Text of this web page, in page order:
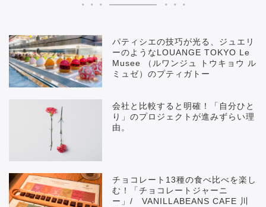
パティシエの技巧が光る、ジュエリ
ーのようなLOUANGE TOKYO Le
Musee （ルワンジュ トウキョウ ル
ミュゼ）のプティガトー
会社と比較すると明確！「自分ひと
り」のプロジェクトが進みずらい理
由。
チョコレート13種の食べ比べを楽し
む！「チョコレートジャーニ
ー」/ VANILLABEANS CAFE 川